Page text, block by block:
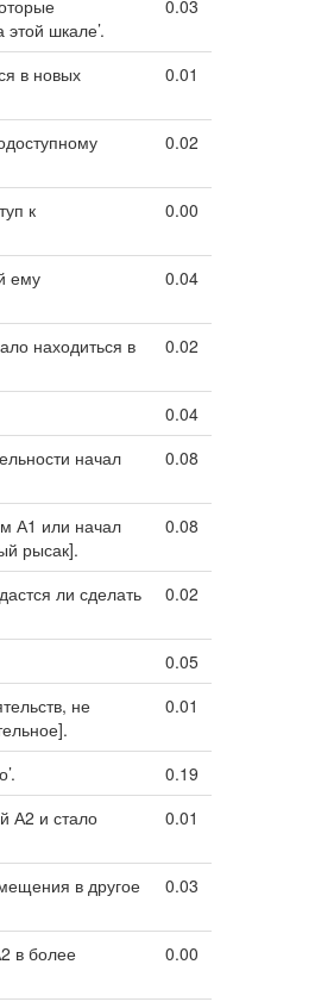
шкале’.
0.03
в новых
0.01
0.02
к
0.00
ему
0.04
находиться в
0.02
0.04
начал
0.08
А1 или начал
рысак].
0.08
ли сделать
0.02
0.05
не
0.01
0.19
А2 и стало
0.01
в другое
0.03
в более
0.00